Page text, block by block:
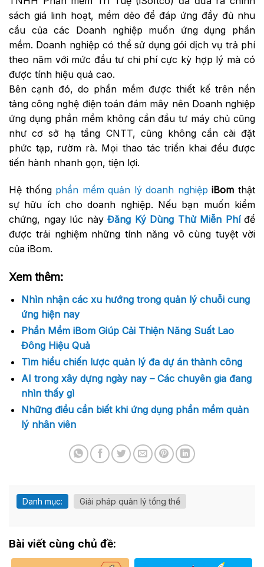
sách giá linh hoạt, mềm dẻo để đáp ứng đầy đủ nhu
cầu của các Doanh nghiệp muốn ứng dụng phần
mềm. Doanh nghiệp có thể sử dụng gói dịch vụ trả phí
theo năm với mức đầu tư chi phí cực kỳ hợp lý mà có
được tính hiệu quả cao.
Bên cạnh đó, do phần mềm được thiết kế trên nền
tảng công nghệ điện toán đám mây nên Doanh nghiệp
ứng dụng phần mềm không cần đầu tư máy chủ cũng
như cơ sở hạ tầng CNTT, cũng không cần cài đặt
phức tạp, rườm rà. Mọi thao tác triển khai đều được
tiến hành nhanh gọn, tiện lợi.
Hệ thống phần mềm quản lý doanh nghiệp iBom thật
sự hữu ích cho doanh nghiệp. Nếu bạn muốn kiểm
chứng, ngay lúc này Đăng Ký Dùng Thử Miễn Phí để
được trải nghiệm những tính năng vô cùng tuyệt vời
của iBom.
Xem thêm:
Nhìn nhận các xu hướng trong quản lý chuỗi cung
ứng hiện nay
Phần Mềm iBom Giúp Cải Thiện Năng Suất Lao
Đông Hiệu Quả
Tìm hiểu chiến lược quản lý đa dự án thành công
AI trong xây dựng ngày nay – Các chuyên gia đang
nhìn thấy gì
Những điều cần biết khi ứng dụng phần mềm quản
lý nhân viên
Danh mục: Giải pháp quản lý tổng thể
Bài viết cùng chủ đề: